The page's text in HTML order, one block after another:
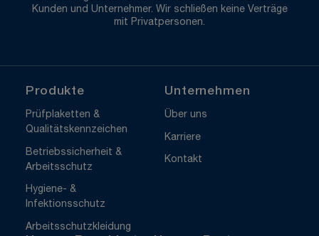
Kunden und Unternehmer. Wir schließen keine Verträge
mit Privatpersonen.
Produkte
Prüfplaketten &
Qualitätskennzeichen
Betriebssicherheit &
Arbeitsschutz
Hygiene- &
Infektionsschutz
Arbeitsschutzkleidung
Unternehmen
Über uns
Karriere
Kontakt